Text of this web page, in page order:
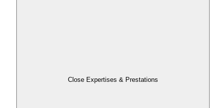
Close Expertises & Prestations